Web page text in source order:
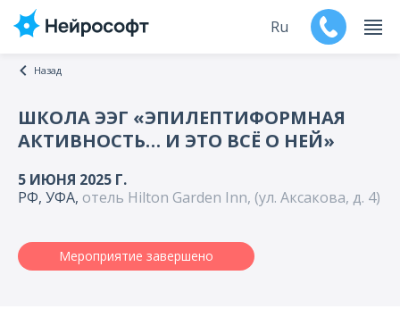
Продукты
Мероприятия
Ru
Назад
ШКОЛА ЭЭГ «ЭПИЛЕПТИФОРМНАЯ
АКТИВНОСТЬ… И ЭТО ВСЁ О НЕЙ»
5 ИЮНЯ 2025 Г.
РФ, УФА, отель Hilton Garden Inn, (ул. Аксакова, д. 4)
Мероприятие завершено